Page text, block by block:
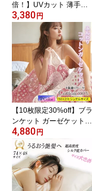
倍！】UVカット 薄手フ
ェイスカバー 顔 首・腕
デコルテまでしっかり日
焼け防止 シルク混×ビス
コースの涼感素材 紫外線
対策 ネックカバー アー
ムカバー レディース 敏
感肌 春夏用 運転 自転車
長袖
3,380 円
【10枚限定30%off】ブラ
ンケット ガーゼケット
タオルケット コットン 4
重ガーゼ シングル マル
チカバー ソファー 敏感
肌 綿 100％ 夏用 肌掛け
洗える ひざ掛け 和柄 プ
レゼント 新生活 ギフト
4,880 円